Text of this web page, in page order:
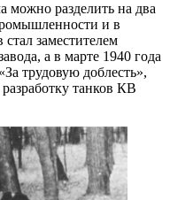
можно разделить на два
и в
заместителем
а в марте 1940 года
трудовую доблесть»,
танков КВ